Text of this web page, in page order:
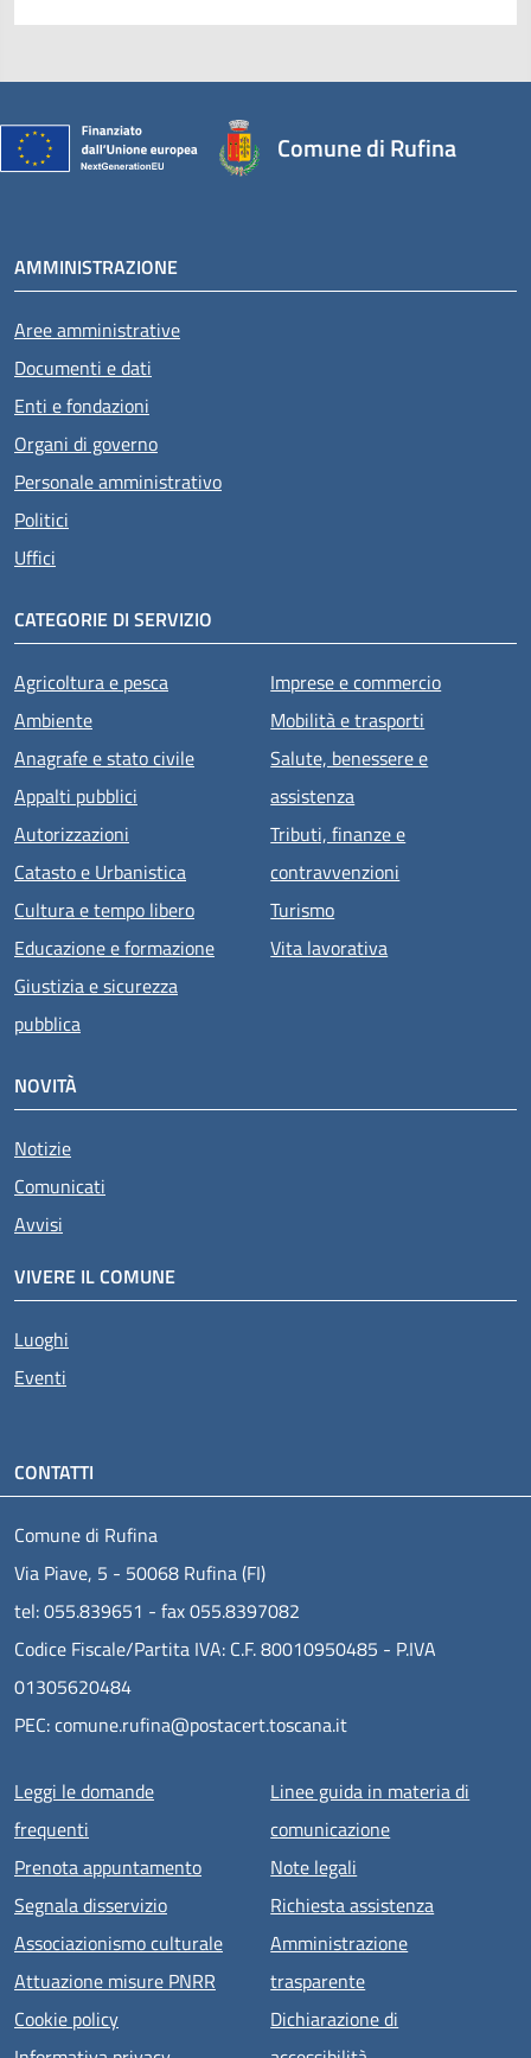
Comune di Rufina
AMMINISTRAZIONE
Aree amministrative
Documenti e dati
Enti e fondazioni
Organi di governo
Personale amministrativo
Politici
Uffici
CATEGORIE DI SERVIZIO
Agricoltura e pesca
Ambiente
Anagrafe e stato civile
Appalti pubblici
Autorizzazioni
Catasto e Urbanistica
Cultura e tempo libero
Educazione e formazione
Giustizia e sicurezza
pubblica
Imprese e commercio
Mobilità e trasporti
Salute, benessere e
assistenza
Tributi, finanze e
contravvenzioni
Turismo
Vita lavorativa
NOVITÀ
Notizie
Comunicati
Avvisi
VIVERE IL COMUNE
Luoghi
Eventi
CONTATTI
Comune di Rufina
Via Piave, 5 - 50068 Rufina (FI)
tel: 055.839651 - fax 055.8397082
Codice Fiscale/Partita IVA: C.F. 80010950485 - P.IVA
01305620484
PEC: comune.rufina@postacert.toscana.it
Menu piè di pagina
Leggi le domande
frequenti
Prenota appuntamento
Segnala disservizio
Associazionismo culturale
Attuazione misure PNRR
Cookie policy
Linee guida in materia di
comunicazione
Note legali
Richiesta assistenza
Amministrazione
trasparente
Dichiarazione di